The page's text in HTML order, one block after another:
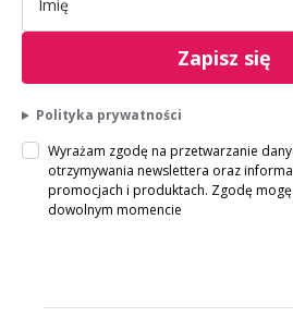
Zapisz się
Polityka prywatności
Wyrażam zgodę na przetwarzanie
otrzymywania newslettera oraz
promocjach i produktach. Zgodę
dowolnym momencie